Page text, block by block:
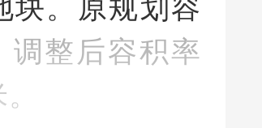
块。原规划容
调整后容积率